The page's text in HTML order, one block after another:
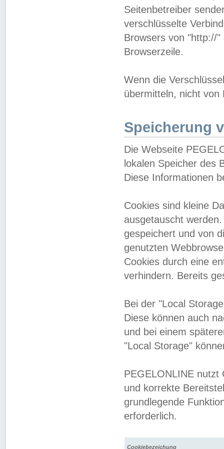
Seitenbetreiber
verschlüsselte
Browsers von "http://
Browserzeile.
Wenn die
übermitteln, nicht von
Speicherung
Die Webseite
lokalen Speicher des
Diese Informationen
Cookies sind kleine
ausgetauscht
gespeichert und von
genutzten
Cookies durch eine
verhindern. Bereits
Bei der "Local
Diese können auch
und bei einem
"Local Storage"
PEGELONLINE nutzt
und korrekte
grundlegende
erforderlich.
Cookiebezeichung